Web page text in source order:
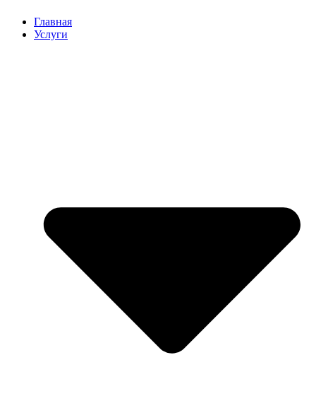
Главная
Услуги